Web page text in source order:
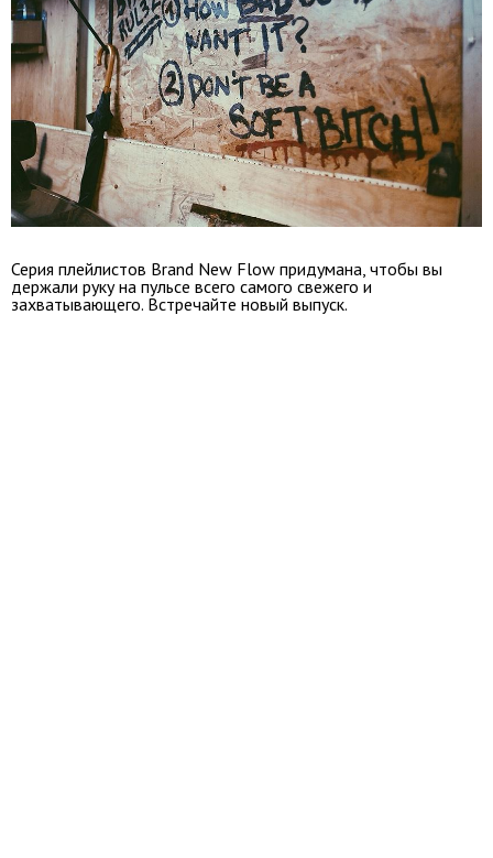
Серия плейлистов Brand New Flow придумана, чтобы вы
держали руку на пульсе всего самого свежего и
захватывающего. Встречайте новый выпуск.